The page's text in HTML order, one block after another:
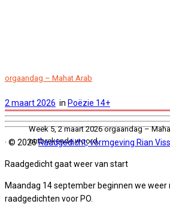
Week 5, 2 maart 2026 orgaandag –
ontbrekende woord.
orgaandag – Mahat Arab
2 maart 2026 in Poëzie 14+
· © 2026Raadgedicht, vormgeving Rian
Raadgedicht gaat weer van start
Maandag 14 september beginnen we weer
raadgedichten voor PO.